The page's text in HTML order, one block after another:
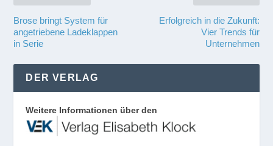
Brose bringt System für
angetriebene Ladeklappen
in Serie
Erfolgreich in die Zukunft:
Vier Trends für
Unternehmen
DER VERLAG
Weitere Informationen über den